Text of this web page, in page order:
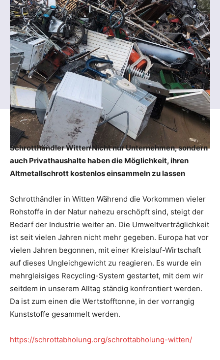
Schrotthändler Witten Nicht nur Unternehmen, sondern
auch Privathaushalte haben die Möglichkeit, ihren
Altmetallschrott kostenlos einsammeln zu lassen
Schrotthändler in Witten Während die Vorkommen vieler
Rohstoffe in der Natur nahezu erschöpft sind, steigt der
Bedarf der Industrie weiter an. Die Umweltverträglichkeit
ist seit vielen Jahren nicht mehr gegeben. Europa hat vor
vielen Jahren begonnen, mit einer Kreislauf-Wirtschaft
auf dieses Ungleichgewicht zu reagieren. Es wurde ein
mehrgleisiges Recycling-System gestartet, mit dem wir
seitdem in unserem Alltag ständig konfrontiert werden.
Da ist zum einen die Wertstofftonne, in der vorrangig
Kunststoffe gesammelt werden.
https://schrottabholung.org/schrottabholung-witten/